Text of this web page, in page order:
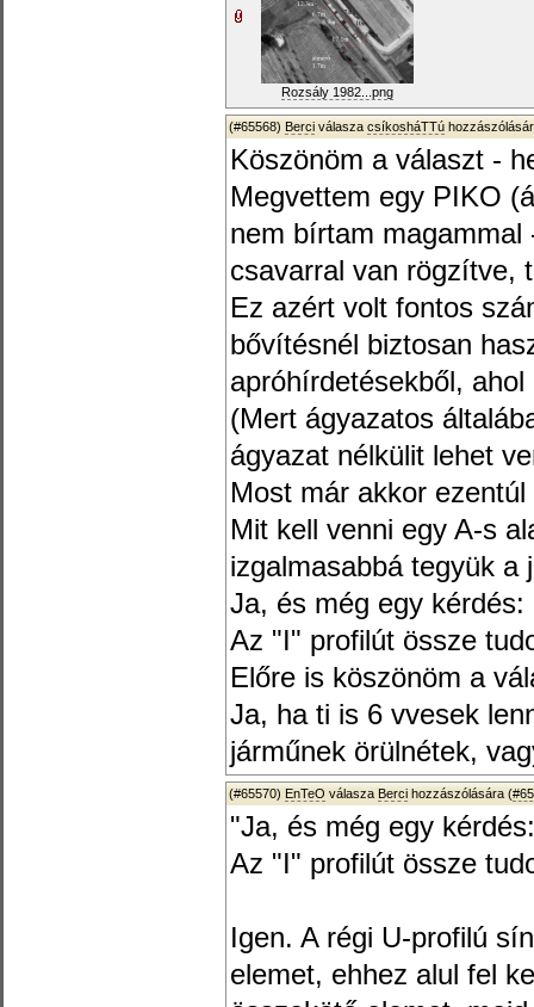
Rozsály 1982...png
(#65568) Berci válasza csíkosháTTú
Köszönöm a választ -
Megvettem egy PIKO
nem bírtam
csavarral van rögzítve,
Ez azért volt fontos
bővítésnél biztosan
apróhírdetésekből,
(Mert ágyazatos
ágyazat nélkülit lehet
Most már akkor
Mit kell venni egy A-s
izgalmasabbá tegyük a
Ja, és még egy kérdés:
Az "I" profilút össze
Előre is köszönöm a
Ja, ha ti is 6 vvesek
járműnek örülnétek,
(#65570) EnTeO válasza Berci hozzászólására (
"Ja, és még egy kérdés:
Az "I" profilút össze
Igen. A régi U-profilú
elemet, ehhez alul fel